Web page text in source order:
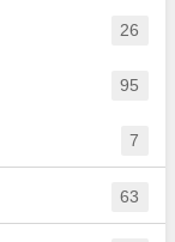
26
95
7
63